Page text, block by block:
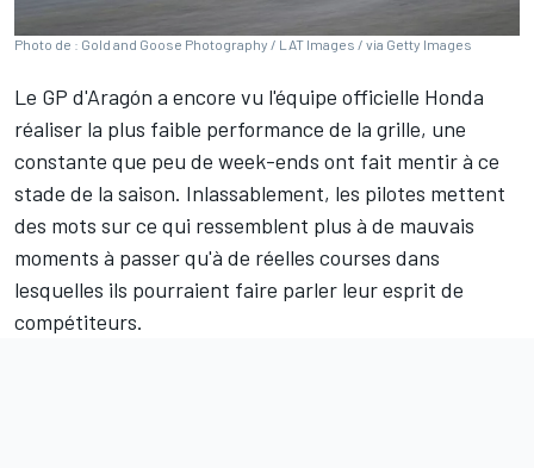
Photo de : Gold and Goose Photography / LAT Images / via Getty Images
Le GP d'Aragón a encore vu l'équipe officielle Honda
réaliser la plus faible performance de la grille, une
constante que peu de week-ends ont fait mentir à ce
stade de la saison. Inlassablement, les pilotes mettent
des mots sur ce qui ressemblent plus à de mauvais
moments à passer qu'à de réelles courses dans
lesquelles ils pourraient faire parler leur esprit de
compétiteurs.